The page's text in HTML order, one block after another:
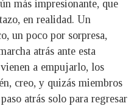
más impresionante, que
en realidad. Un
un poco por sorpresa,
atrás ante esta
a empujarlo, los
creo, y quizás miembros
atrás solo para regresar